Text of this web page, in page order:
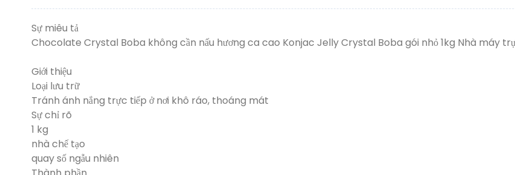
Sự miêu tả
Chocolate Crystal Boba không cần nấu hương ca cao Konjac Jelly Crystal Boba gói nhỏ 1kg Nhà máy
Giới thiệu
Loại lưu trữ
Tránh ánh nắng trực tiếp ở nơi khô ráo, thoáng mát
Sự chỉ rõ
1 kg
nhà chế tạo
quay số ngẫu nhiên